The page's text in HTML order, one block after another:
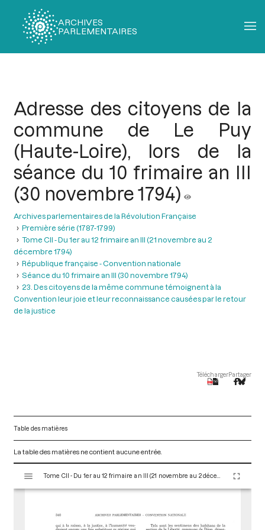
ARCHIVES
PARLEMENTAIRES
Adresse des citoyens de la
commune de Le Puy
(Haute-Loire), lors de la
séance du 10 frimaire an III
(30 novembre 1794)
Archives parlementaires de la Révolution Française
Première série (1787-1799)
Tome CII - Du 1er au 12 frimaire an III (21 novembre au 2
décembre 1794)
République française - Convention nationale
Séance du 10 frimaire an III (30 novembre 1794)
23. Des citoyens de la même commune témoignent à la
Convention leur joie et leur reconnaissance causées par le retour
de la justice
TéléchargerPartager
Table des matières
La table des matières ne contient aucune entrée.
s